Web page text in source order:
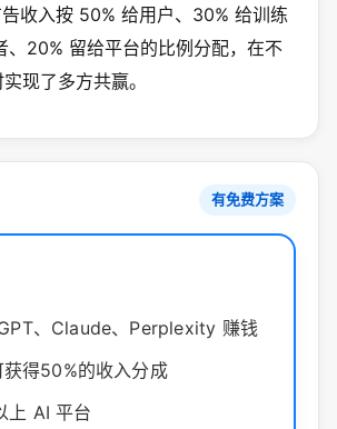
收入按 50% 给用户、30% 给训练
、20% 留给平台的比例分配，在不
现了多方共赢。
有免费方案
、Claude、Perplexity 赚钱
得50%的收入分成
上 AI 平台